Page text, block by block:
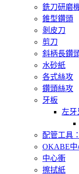
銑刀研磨
錐型鑽頭
剝皮刀
剪刀
斜柄長鑽
水砂紙
各式絲攻
鑽頭絲攻
牙板
左牙
配管工具
OKABE中
中心衝
擦拭紙